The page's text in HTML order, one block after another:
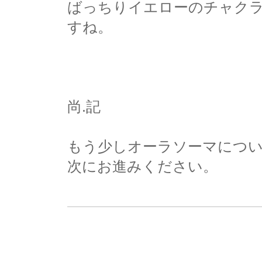
ばっちりイエローのチャク
すね。
尚.記
もう少しオーラソーマにつ
次にお進みください。